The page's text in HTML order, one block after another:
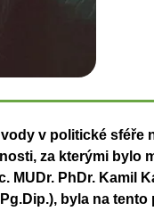
v politické sféře
za kterými bylo
MUDr. PhDr. Kamil
Pg.Dip.), byla na